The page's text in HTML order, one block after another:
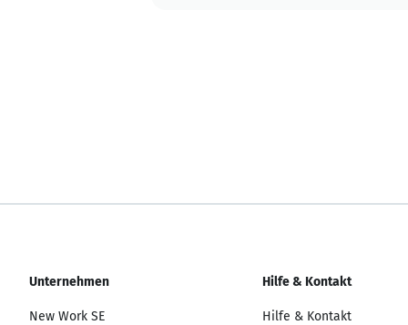
Unternehmen
New Work SE
Hilfe & Kontakt
Hilfe & Kontakt